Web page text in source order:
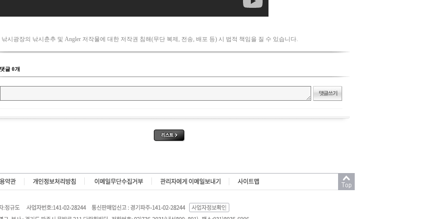
시광장의 낚시춘추 및 Angler 저작물에 대한 저작권 침해(무단 복제, 전송, 배포 등) 시 법적 책임을 질 수 있습니다.
댓글 0개